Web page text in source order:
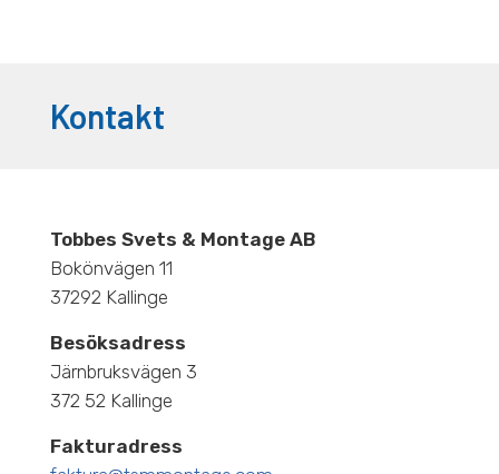
Kontakt
Tobbes Svets & Montage AB
Bokönvägen 11
37292 Kallinge
Besöksadress
Järnbruksvägen 3
372 52 Kallinge
Fakturadress